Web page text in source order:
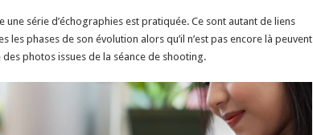
une série d’échographies est pratiquée. Ce sont autant de liens
les phases de son évolution alors qu’il n’est pas encore là peuvent
photos issues de la séance de shooting.